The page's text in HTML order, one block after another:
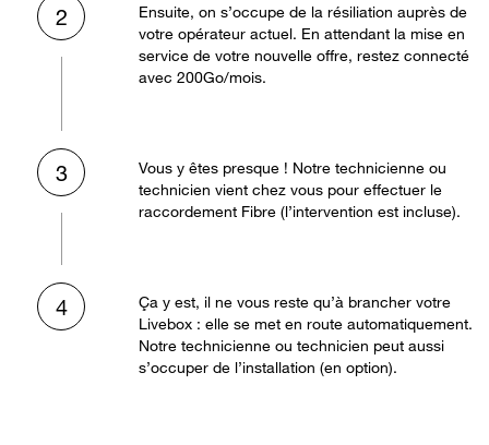
2
Ensuite, on s’occupe de la résiliation auprès de
votre opérateur actuel. En attendant la mise en
service de votre nouvelle offre, restez connecté
avec 200Go/mois.
3
Vous y êtes presque ! Notre technicienne ou
technicien vient chez vous pour effectuer le
raccordement Fibre (l’intervention est incluse).
4
Ça y est, il ne vous reste qu’à brancher votre
Livebox : elle se met en route automatiquement.
Notre technicienne ou technicien peut aussi
s’occuper de l’installation (en option).